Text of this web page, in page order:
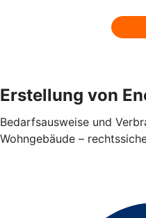
Erstellung von
Bedarfsausweise und
Wohngebäude –